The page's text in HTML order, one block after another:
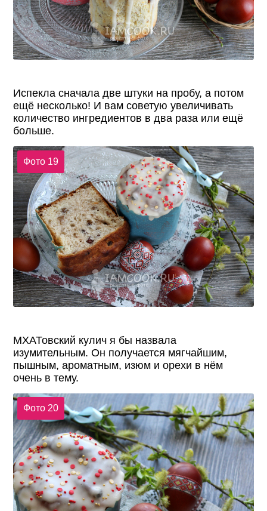
Испекла сначала две штуки на пробу, а потом
ещё несколько! И вам советую увеличивать
количество ингредиентов в два раза или ещё
больше.
Фото 19
МХАТовский кулич я бы назвала
изумительным. Он получается мягчайшим,
пышным, ароматным, изюм и орехи в нём
очень в тему.
Фото 20